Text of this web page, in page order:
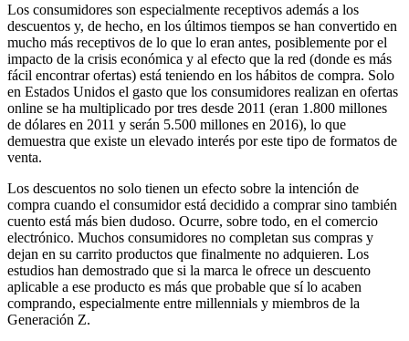
Los consumidores son especialmente receptivos además a los
descuentos y, de hecho, en los últimos tiempos se han convertido en
mucho más receptivos de lo que lo eran antes, posiblemente por el
impacto de la crisis económica y al efecto que la red (donde es más
fácil encontrar ofertas) está teniendo en los hábitos de compra. Solo
en Estados Unidos el gasto que los consumidores realizan en ofertas
online se ha multiplicado por tres desde 2011 (eran 1.800 millones
de dólares en 2011 y serán 5.500 millones en 2016), lo que
demuestra que existe un elevado interés por este tipo de formatos de
venta.
Los descuentos no solo tienen un efecto sobre la intención de
compra cuando el consumidor está decidido a comprar sino también
cuento está más bien dudoso. Ocurre, sobre todo, en el comercio
electrónico. Muchos consumidores no completan sus compras y
dejan en su carrito productos que finalmente no adquieren. Los
estudios han demostrado que si la marca le ofrece un descuento
aplicable a ese producto es más que probable que sí lo acaben
comprando, especialmente entre millennials y miembros de la
Generación Z.